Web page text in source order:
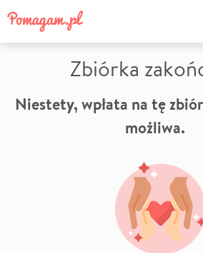
Zbiórka
Niestety, wpłata na tę
możliwa.